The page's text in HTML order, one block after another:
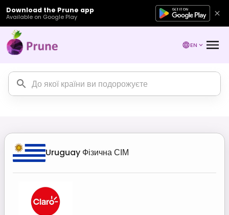
Download the Prune app
Available on Google Play
EN
Uruguay Фізична СІМ